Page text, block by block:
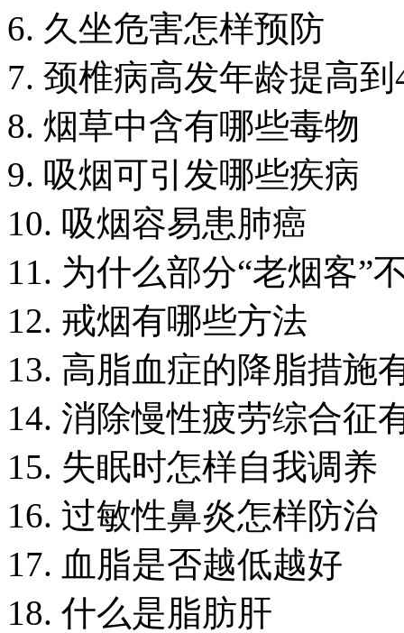
6. 久坐危害怎样预防
7. 颈椎病高发年龄提高
8. 烟草中含有哪些毒物
9. 吸烟可引发哪些疾病
10. 吸烟容易患肺癌
11. 为什么部分“老烟客”
12. 戒烟有哪些方法
13. 高脂血症的降脂措施
14. 消除慢性疲劳综合征
15. 失眠时怎样自我调养
16. 过敏性鼻炎怎样防治
17. 血脂是否越低越好
18. 什么是脂肪肝